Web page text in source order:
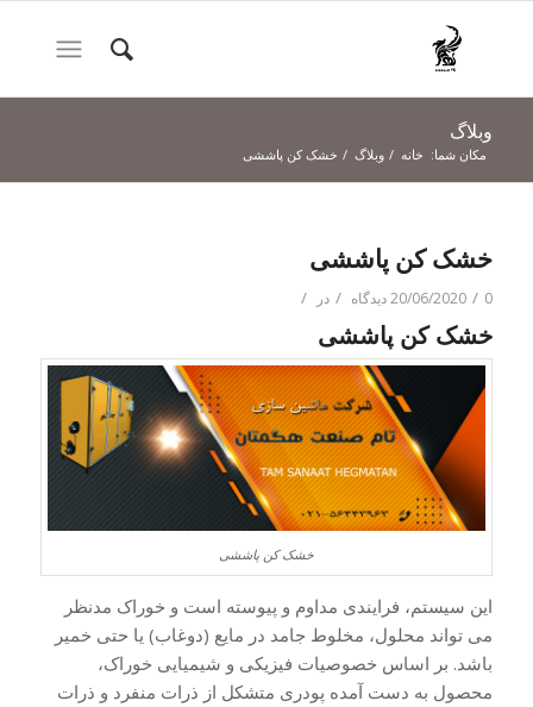
وبلاگ
مکان شما: خانه / وبلاگ / خشک کن پاششی
خشک کن پاششی
20/06/2020 / 0 دیدگاه / در /
خشک کن پاششی
خشک کن پاششی
این سیستم، فرایندی مداوم و پیوسته است و خوراک مدنظر
می تواند محلول، مخلوط جامد در مایع (دوغاب) یا حتی خمیر
باشد. بر اساس خصوصیات فیزیکی و شیمیایی خوراک،
محصول به دست آمده پودری متشکل از ذرات منفرد و ذرات